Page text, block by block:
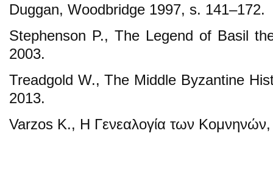
Duggan, Woodbridge 1997, s. 141–172.
Stephenson P., The Legend of Basil
2003.
Treadgold W., The Middle Byzantine
2013.
Varzos K., Η Γενεαλογία των